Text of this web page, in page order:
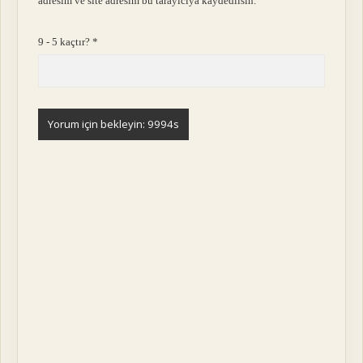
9 - 5 kaçtır?*